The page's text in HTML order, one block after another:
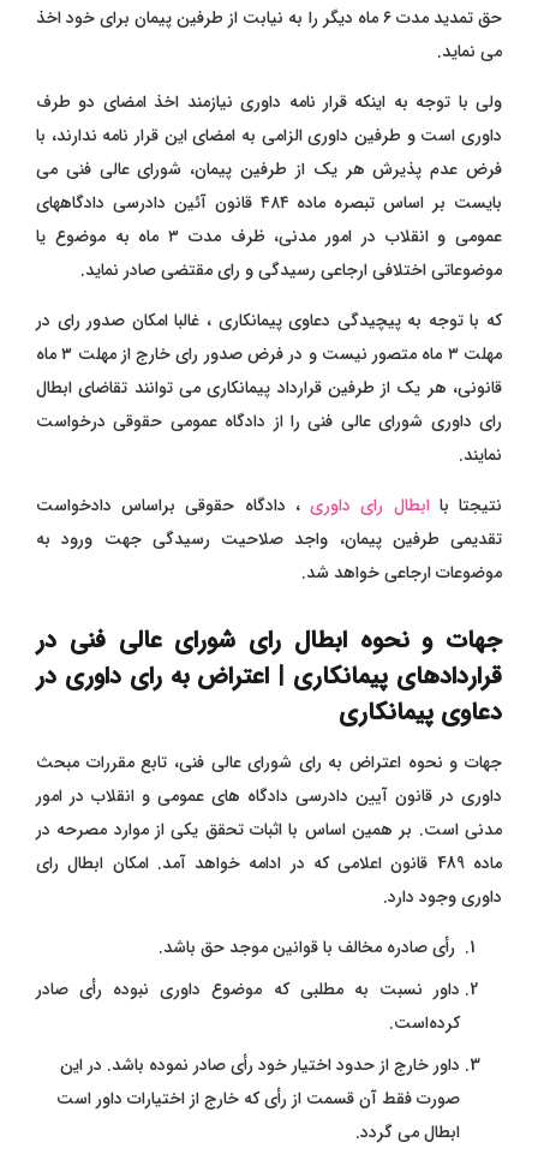
حق تمدید مدت ۶ ماه دیگر را به نیابت از طرفین پیمان برای خود اخذ
می نماید.
ولی با توجه به اینکه قرار نامه داوری نیازمند اخذ امضای دو طرف
داوری است و طرفین داوری الزامی به امضای این قرار نامه ندارند، با
فرض عدم پذیرش هر یک از طرفین پیمان، شورای عالی فنی می
بایست بر اساس تبصره ماده ۴۸۴ قانون آئین دادرسی دادگاههای
عمومی و انقلاب در امور مدنی، ظرف مدت ۳ ماه به موضوع یا
موضوعاتی اختلافی ارجاعی رسیدگی و رای مقتضی صادر نماید.
که با توجه به پیچیدگی دعاوی پیمانکاری ، غالبا امکان صدور رای در
مهلت ۳ ماه متصور نیست و در فرض صدور رای خارج از مهلت ۳ ماه
قانونی، هر یک از طرفین قرارداد پیمانکاری می توانند تقاضای ابطال
رای داوری شورای عالی فنی را از دادگاه عمومی حقوقی درخواست
نمایند.
نتیجتا باابطال رای داوری، دادگاه حقوقی براساس دادخواست
تقدیمی طرفین پیمان،‌ واجد صلاحیت رسیدگی جهت ورود به
موضوعات ارجاعی خواهد شد.
جهات و نحوه ابطال رای شورای عالی فنی در
قراردادهای پیمانکاری | اعتراض به رای داوری در
دعاوی پیمانکاری
جهات و نحوه اعتراض به رای شورای عالی فنی، تابع مقررات مبحث
داوری در قانون آیین دادرسی دادگاه های عمومی و انقلاب در امور
مدنی است. بر همین اساس با اثبات تحقق یکی از موارد مصرحه در
ماده 489 قانون اعلامی که در ادامه خواهد آمد. امکان ابطال رای
داوری وجود دارد.
رأی صادره مخالف با قوانین موجد حق باشد.
داور نسبت به مطلبی که موضوع داوری نبوده رأی صادر
کرده‌است.
داور خارج از حدود اختیار خود رأی صادر نموده باشد. در این
صورت فقط آن قسمت از رأی که خارج از اختیارات داور است
ابطال می گردد.